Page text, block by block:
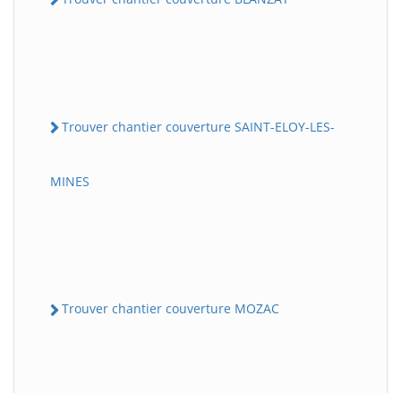
Trouver chantier couverture SAINT-ELOY-LES-
MINES
Trouver chantier couverture MOZAC